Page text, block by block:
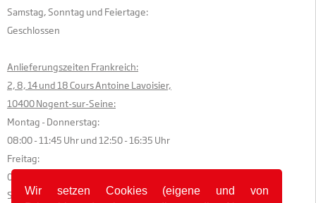
Wir setzen Cookies (eigene und von
Samstag, Sonntag und Feiertage:
Geschlossen
Anlieferungszeiten Frankreich:
2, 8, 14 und 18 Cours Antoine Lavoisier,
10400 Nogent-sur-Seine:
Montag - Donnerstag:
08:00 - 11:45 Uhr und 12:50 - 16:35 Uhr
Freitag:
08:00 - 11:45 Uhr und 12:50 - 15:35 Uhr
Samstag, Sonntag und Feiertage: